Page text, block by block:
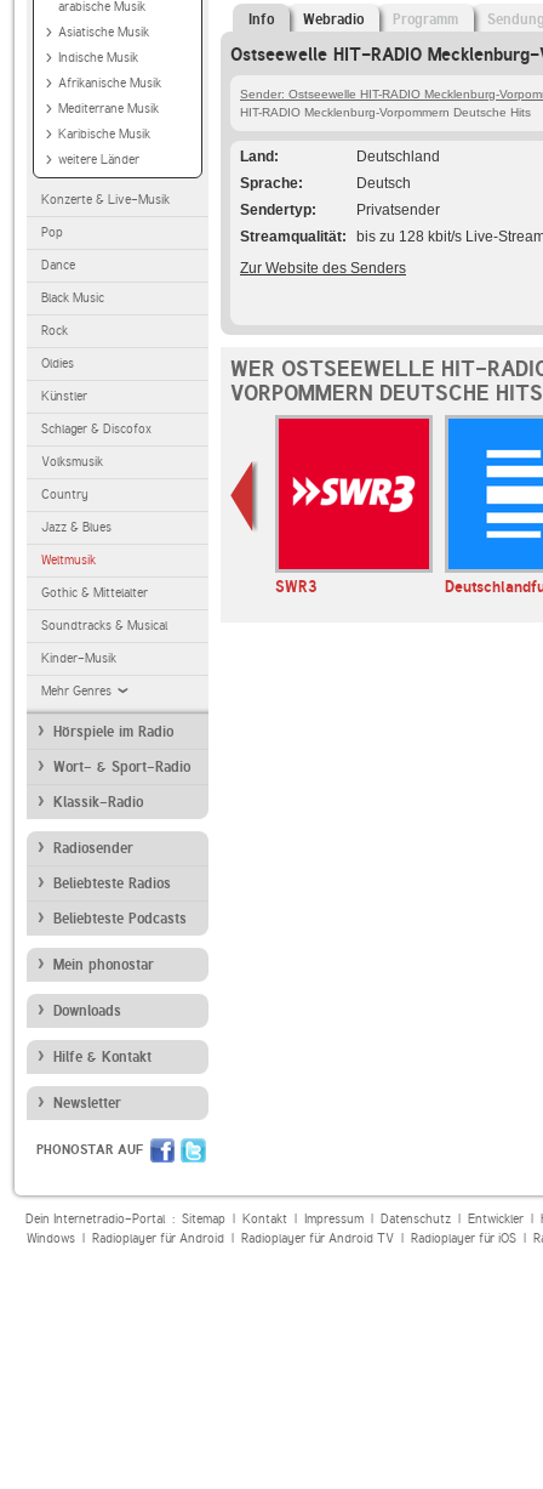
arabische Musik
Asiatische Musik
Indische Musik
Afrikanische Musik
Mediterrane Musik
Karibische Musik
weitere Länder
Konzerte & Live-Musik
Pop
Dance
Black Music
Rock
Oldies
Künstler
Schlager & Discofox
Volksmusik
Country
Jazz & Blues
Weltmusik
Gothic & Mittelalter
Soundtracks & Musical
Kinder-Musik
Mehr Genres
Hörspiele im Radio
Wort- & Sport-Radio
Klassik-Radio
Radiosender
Beliebteste Radios
Beliebteste Podcasts
Mein phonostar
Downloads
Hilfe & Kontakt
Newsletter
PHONOSTAR AUF
Info Webradio Programm
Ostseewelle HIT-RADIO
Sender: Ostseewelle HIT-RADIO Mecklenburg-
HIT-RADIO Mecklenburg-Vorpommern Deutsche Hits
Land
Deutschland
Sprache
Deutsch
Sendertyp
Privatsender
Streamqualität
bis zu 128 kbit/s Live-
Zur Website des Senders
WER OSTSEEWELLE HIT-
VORPOMMERN DEUTSCHE
The Mix
Ostseewelle HIT-
SWR3
Dein Internetradio-Portal : Sitemap| Kontakt| Impressum| Datenschutz| Entwickler|
Windows| Radioplayer für Android| Radioplayer für Android TV| Radioplayer für iOS|